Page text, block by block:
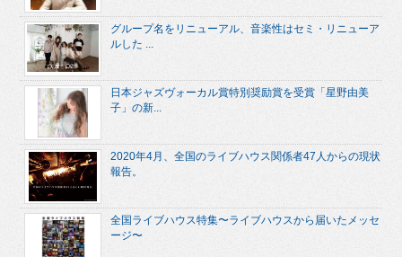
グループ名をリニューアル、音楽性はセミ・リニューア
ルした ...
日本ジャズヴォーカル賞特別奨励賞を受賞「星野由美
子」の新...
2020年4月、全国のライブハウス関係者47人からの現状
報告。
全国ライブハウス特集〜ライブハウスから届いたメッセ
ージ〜